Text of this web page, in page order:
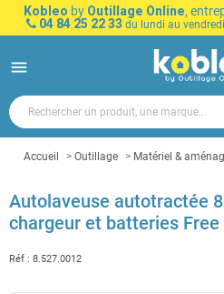
Kobleo by Outillage Online,
04 84 25 22 33 du lundi au
menu
Accueil Outillage Matériel &
Autolaveuse autotractée
chargeur et batteries Free
Réf : 8.527.0012